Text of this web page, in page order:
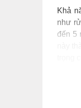
Khả
như
đến 5